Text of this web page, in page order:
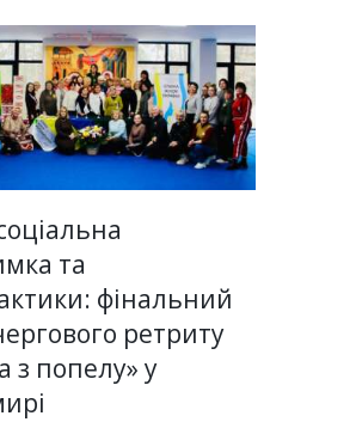
та
фінальний
ретриту
з попелу» у